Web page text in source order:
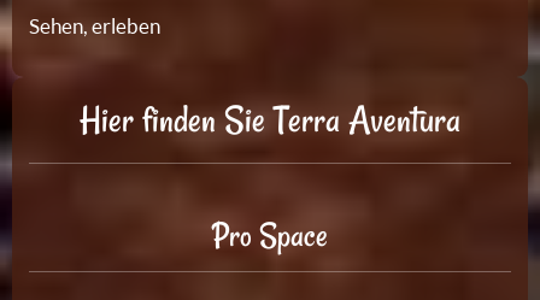
Sehen, erleben
Hier finden Sie Terra Aventura
Pro Space